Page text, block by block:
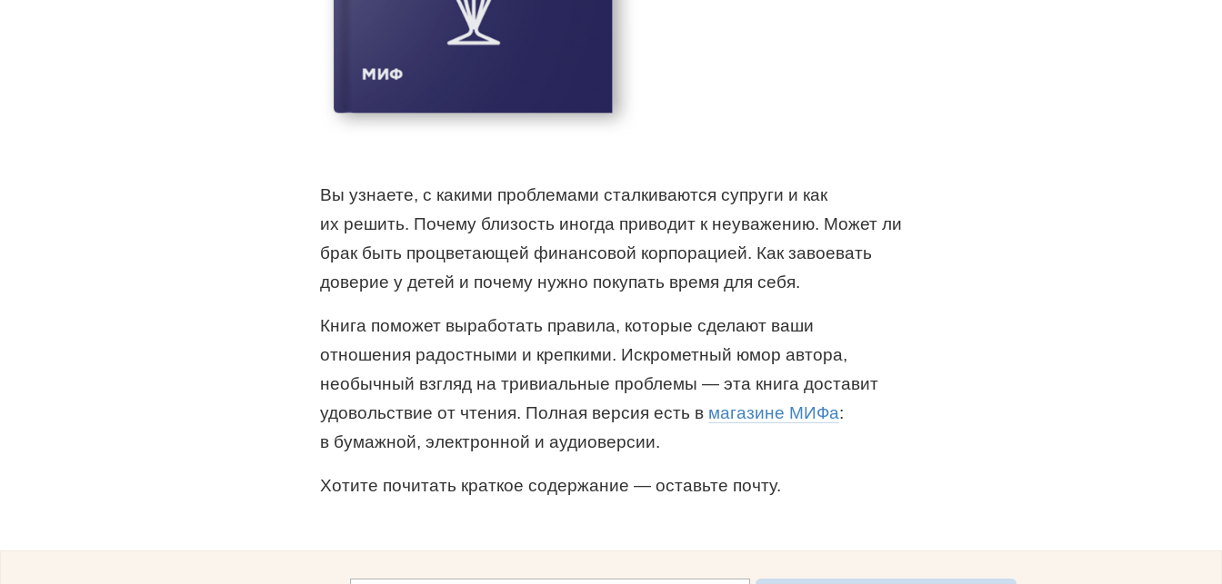
Вы узнаете, с какими проблемами сталкиваются супруги и как
их решить. Почему близость иногда приводит к неуважению. Может ли
брак быть процветающей финансовой корпорацией. Как завоевать
доверие у детей и почему нужно покупать время для себя.
Книга поможет выработать правила, которые сделают ваши
отношения радостными и крепкими. Искрометный юмор автора,
необычный взгляд на тривиальные проблемы — эта книга доставит
удовольствие от чтения. Полная версия есть в магазине МИФа:
в бумажной, электронной и аудиоверсии.
Хотите почитать краткое содержание — оставьте почту.